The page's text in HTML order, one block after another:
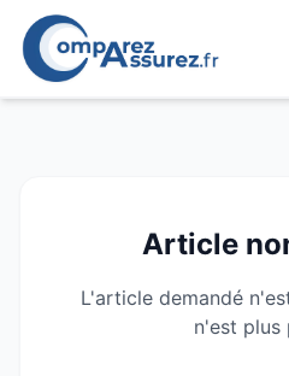
Article
L'article demandé
n'est plus